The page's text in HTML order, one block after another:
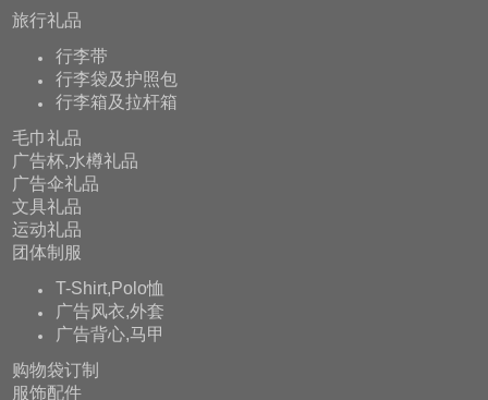
旅行礼品
行李带
行李袋及护照包
行李箱及拉杆箱
毛巾礼品
广告杯,水樽礼品
广告伞礼品
文具礼品
运动礼品
团体制服
T-Shirt,Polo恤
广告风衣,外套
广告背心,马甲
购物袋订制
服饰配件